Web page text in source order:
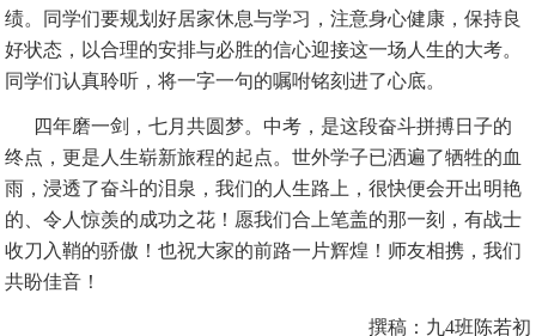
绩。同学们要规划好居家休息与学习，注意身心健康，保持良
好状态，以合理的安排与必胜的信心迎接这一场人生的大考。
同学们认真聆听，将一字一句的嘱咐铭刻进了心底。
四年磨一剑，七月共圆梦。中考，是这段奋斗拼搏日子的
终点，更是人生崭新旅程的起点。世外学子已洒遍了牺牲的血
雨，浸透了奋斗的泪泉，我们的人生路上，很快便会开出明艳
的、令人惊羡的成功之花！愿我们合上笔盖的那一刻，有战士
收刀入鞘的骄傲！也祝大家的前路一片辉煌！师友相携，我们
共盼佳音！
撰稿：九4班陈若初